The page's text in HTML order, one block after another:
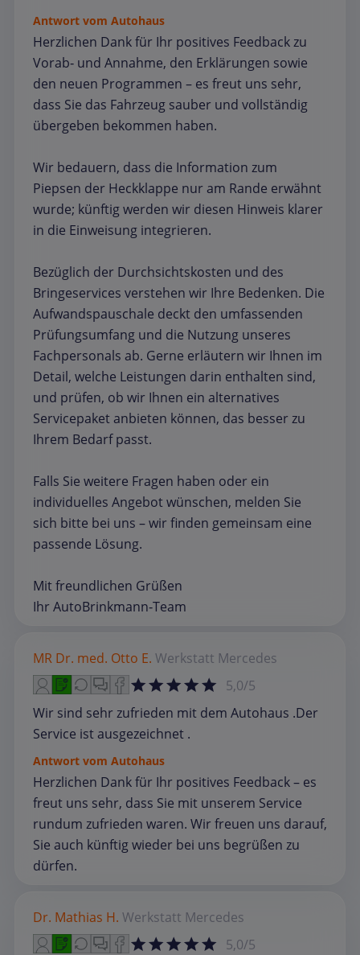
Antwort vom Autohaus
Herzlichen Dank für Ihr positives Feedback zu
Vorab‑ und Annahme, den Erklärungen sowie
den neuen Programmen – es freut uns sehr,
dass Sie das Fahrzeug sauber und vollständig
übergeben bekommen haben.
Wir bedauern, dass die Information zum
Piepsen der Heckklappe nur am Rande erwähnt
wurde; künftig werden wir diesen Hinweis klarer
in die Einweisung integrieren.
Bezüglich der Durchsichtskosten und des
Bringeservices verstehen wir Ihre Bedenken. Die
Aufwands­pauschale deckt den umfassenden
Prüfungsumfang und die Nutzung unseres
Fachpersonals ab. Gerne erläutern wir Ihnen im
Detail, welche Leistungen darin enthalten sind,
und prüfen, ob wir Ihnen ein alternatives
Servicepaket anbieten können, das besser zu
Ihrem Bedarf passt.
Falls Sie weitere Fragen haben oder ein
individuelles Angebot wünschen, melden Sie
sich bitte bei uns – wir finden gemeinsam eine
passende Lösung.
Mit freundlichen Grüßen
Ihr AutoBrinkmann‑Team
MR Dr. med. Otto E. Werkstatt Mercedes
5,0/5
Wir sind sehr zufrieden mit dem Autohaus .Der
Service ist ausgezeichnet .
Antwort vom Autohaus
Herzlichen Dank für Ihr positives Feedback – es
freut uns sehr, dass Sie mit unserem Service
rundum zufrieden waren. Wir freuen uns darauf,
Sie auch künftig wieder bei uns begrüßen zu
dürfen.
Dr. Mathias H. Werkstatt Mercedes
5,0/5